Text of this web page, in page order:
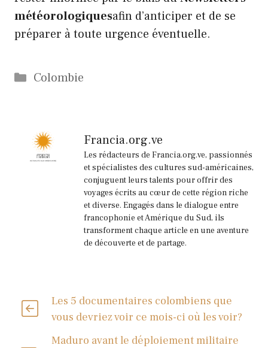
météorologiquesafin d’anticiper et de se
préparer à toute urgence éventuelle.
Catégories
Colombie
Francia.org.ve
Les rédacteurs de Francia.org.ve, passionnés
et spécialistes des cultures sud-américaines,
conjuguent leurs talents pour offrir des
voyages écrits au cœur de cette région riche
et diverse. Engagés dans le dialogue entre
francophonie et Amérique du Sud, ils
transforment chaque article en une aventure
de découverte et de partage.
Les 5 documentaires colombiens que
vous devriez voir ce mois-ci où les voir?
Maduro avant le déploiement militaire